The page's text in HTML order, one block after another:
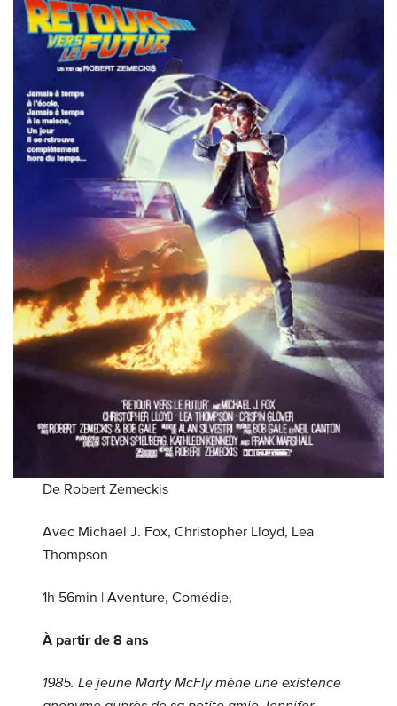
De Robert Zemeckis
Avec Michael J. Fox, Christopher Lloyd, Lea
Thompson
1h 56min | Aventure, Comédie,
À partir de 8 ans
1985. Le jeune Marty McFly mène une existence